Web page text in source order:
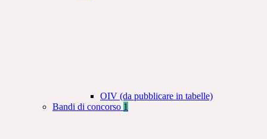
OIV (da pubblicare in tabelle)
Bandi di concorso 1